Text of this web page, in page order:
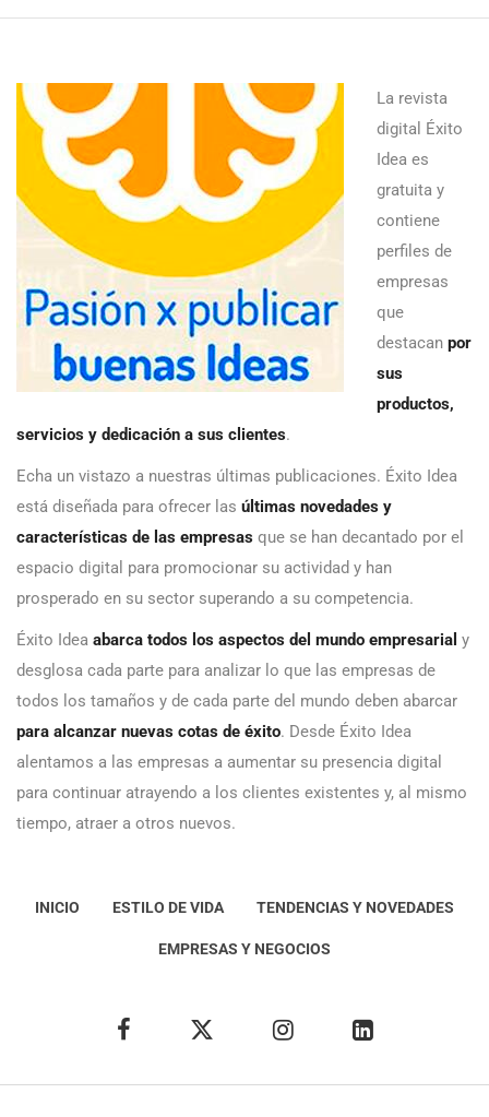
La revista
digital Éxito
Idea es
gratuita y
contiene
perfiles de
empresas
que
destacan por
sus
productos,
servicios y dedicación a sus clientes.
Echa un vistazo a nuestras últimas publicaciones. Éxito Idea
está diseñada para ofrecer las últimas novedades y
características de las empresas que se han decantado por el
espacio digital para promocionar su actividad y han
prosperado en su sector superando a su competencia.
Éxito Idea abarca todos los aspectos del mundo empresarial y
desglosa cada parte para analizar lo que las empresas de
todos los tamaños y de cada parte del mundo deben abarcar
para alcanzar nuevas cotas de éxito. Desde Éxito Idea
alentamos a las empresas a aumentar su presencia digital
para continuar atrayendo a los clientes existentes y, al mismo
tiempo, atraer a otros nuevos.
INICIO ESTILO DE VIDA TENDENCIAS Y NOVEDADES
EMPRESAS Y NEGOCIOS